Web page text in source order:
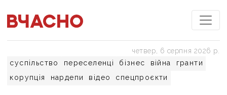
суспільство переселенці бізнес війна
гранти
корупція
нардепи відео спецпроєкти
четвер, 6 серпня 2026 р.